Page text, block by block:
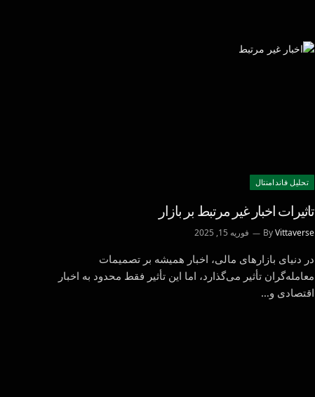
تحليل فاندامنتال
تاثیرات اخبار غیر مرتبط بر بازار
ByVittaverse فوریه 15, 2025
در دنیای بازارهای مالی، اخبار همیشه بر تصمیمات
معامله‌گران تأثیر می‌گذارد، اما این تأثیر فقط محدود به اخبار
اقتصادی و…